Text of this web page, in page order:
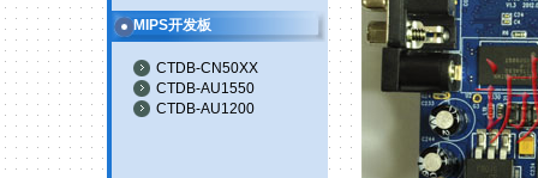
MIPS开发板
CTDB-CN50XX
CTDB-AU1550
CTDB-AU1200